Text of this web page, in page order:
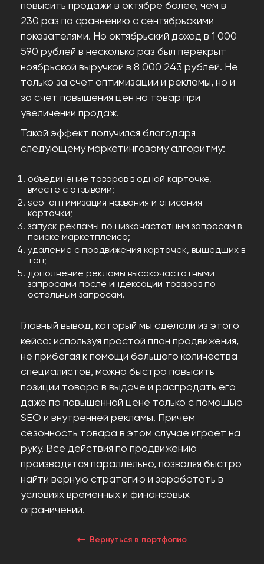
повысить продажи в октябре более, чем в
230 раз по сравнению с сентябрьскими
показателями. Но октябрьский доход в 1 000
590 рублей в несколько раз был перекрыт
ноябрьской выручкой в 8 000 243 рублей. Не
только за счет оптимизации и рекламы, но и
за счет повышения цен на товар при
увеличении продаж.
Такой эффект получился благодаря
следующему маркетинговому алгоритму:
объединение товаров в одной карточке,
вместе с отзывами;
seo-оптимизация названия и описания
карточки;
запуск рекламы по низкочастотным запросам в
поиске маркетплейса;
удаление с продвижения карточек, вышедших в
топ;
дополнение рекламы высокочастотными
запросами после индексации товаров по
остальным запросам.
Главный вывод, который мы сделали из этого
кейса: используя простой план продвижения,
не прибегая к помощи большого количества
специалистов, можно быстро повысить
позиции товара в выдаче и распродать его
даже по повышенной цене только с помощью
SEO и внутренней рекламы. Причем
сезонность товара в этом случае играет на
руку. Все действия по продвижению
производятся параллельно, позволяя быстро
найти верную стратегию и заработать в
условиях временных и финансовых
ограничений.
Вернуться в портфолио